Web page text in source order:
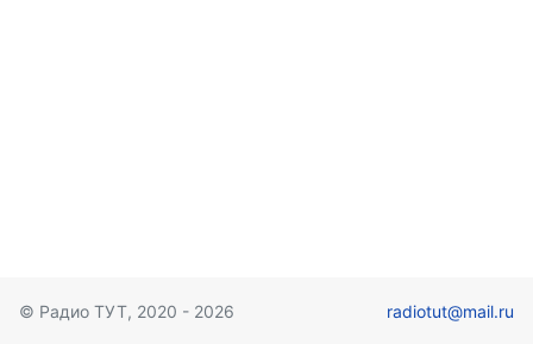
© Радио ТУТ, 2020 - 2026 radiotut@mail.ru